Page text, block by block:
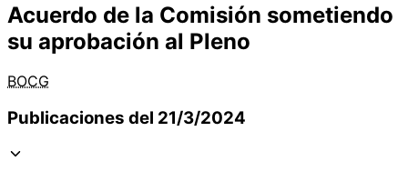
Acuerdo de la Comisión sometiendo
su aprobación al Pleno
BOCG
Publicaciones del 21/3/2024